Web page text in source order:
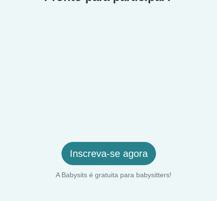
Inscreva-se agora
A Babysits é gratuita para babysitters!